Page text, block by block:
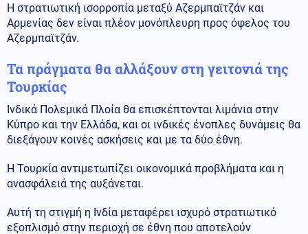
Η στρατιωτική ισορροπία μεταξύ Αζερμπαϊτζάν και
Αρμενίας δεν είναι πλέον μονόπλευρη προς όφελος του
Αζερμπαϊτζάν.
Τα πράγματα θα αλλάξουν στη γειτονιά της
Τουρκίας
Ινδικά Πολεμικά Πλοία θα επισκέπτονται λιμάνια στην
Κύπρο και την Ελλάδα, και οι ινδικές ένοπλες δυνάμεις θα
διεξάγουν κοινές ασκήσεις και με τα δύο έθνη.
Η Τουρκία αντιμετωπίζει οικονομικά προβλήματα και η
ανασφάλειά της αυξάνεται.
Αυτή τη στιγμή η Ινδία μεταφέρει ισχυρό στρατιωτικό
εξοπλισμό στην περιοχή σε έθνη που αποτελούν